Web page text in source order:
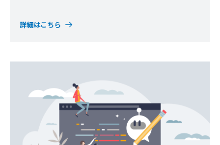
詳細はこちら